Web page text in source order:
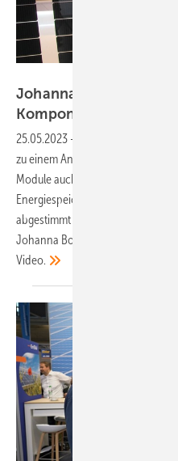
Johanna Bonilla von
Komponenten aus einer
25.05.2023 -
zu einem Anbieter von ganzen
Module auch für Fassaden
Energiespeicher. Welche
abgestimmt erhältlich sind und
Johanna Bonilla, technische
Video.